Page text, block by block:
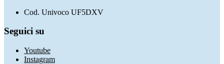
Cod. Univoco UF5DXV
Seguici su
Youtube
Instagram